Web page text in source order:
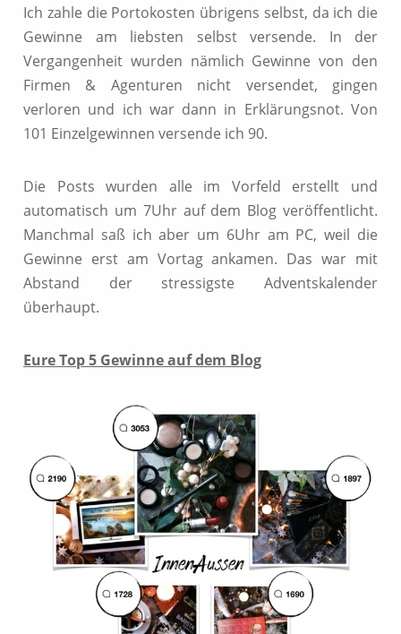
Ich zahle die Portokosten übrigens selbst, da ich die
Gewinne am liebsten selbst versende. In der
Vergangenheit wurden nämlich Gewinne von den
Firmen & Agenturen nicht versendet, gingen
verloren und ich war dann in Erklärungsnot. Von
101 Einzelgewinnen versende ich 90.
Die Posts wurden alle im Vorfeld erstellt und
automatisch um 7Uhr auf dem Blog veröffentlicht.
Manchmal saß ich aber um 6Uhr am PC, weil die
Gewinne erst am Vortag ankamen. Das war mit
Abstand der stressigste Adventskalender
überhaupt.
Eure Top 5 Gewinne auf dem Blog